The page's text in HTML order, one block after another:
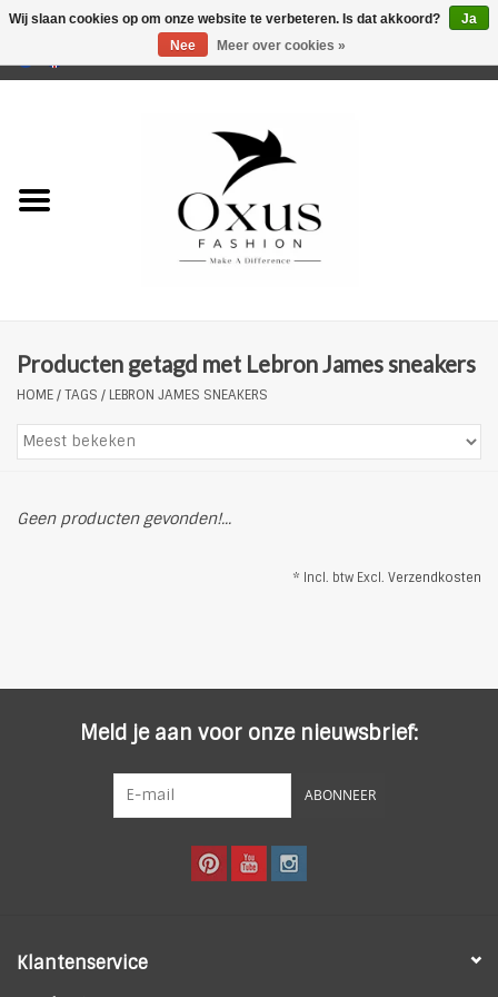
Merken
Producten getagd met Lebron James sneakers
HOME/TAGS / LEBRON JAMES SNEAKERS
Geen producten gevonden!...
* Incl. btw Excl. Verzendkosten
Meld je aan voor onze nieuwsbrief:
ABONNEER
Klantenservice
Wij slaan cookies op om onze website te verbeteren. Is dat akkoord?
Ja
Nee
Meer over cookies »